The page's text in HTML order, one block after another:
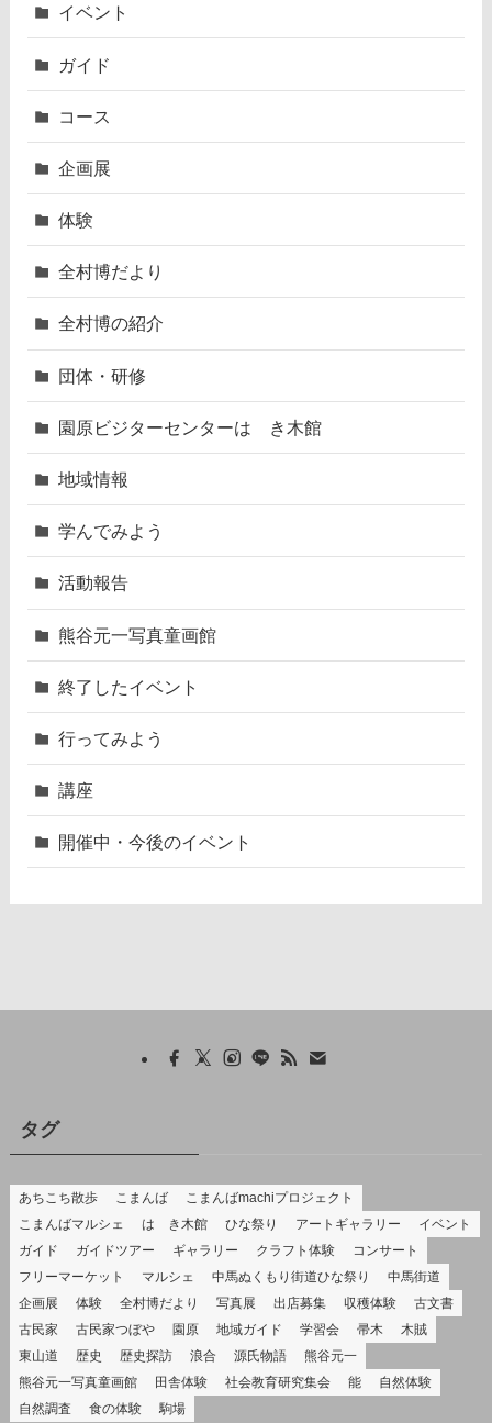
イベント
ガイド
コース
企画展
体験
全村博だより
全村博の紹介
団体・研修
園原ビジターセンターはゝき木館
地域情報
学んでみよう
活動報告
熊谷元一写真童画館
終了したイベント
行ってみよう
講座
開催中・今後のイベント
タグ
あちこち散歩 こまんば
こまんばmachiプロジェクト
こまんばマルシェ
はゝき木館 ひな祭り アートギャラリー
イベント
ガイド
ガイドツアー ギャラリー クラフト体験
コンサート
フリーマーケット
マルシェ 中馬ぬくもり街道ひな祭り
中馬街道
企画展
体験 全村博だより 写真展 出店募集 収穫体験
古文書
古民家
古民家つぼや 園原 地域ガイド 学習会 帚木
木賊
東山道
歴史 歴史探訪 浪合 源氏物語
熊谷元一
熊谷元一写真童画館
田舎体験 社会教育研究集会 能
自然体験
自然調査
食の体験 駒場